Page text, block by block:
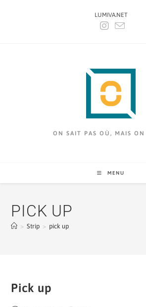
LUMIVA.NET
ON SAIT PAS OÙ, MAIS
MENU
PICK UP
> Strip > pick up
Pick up